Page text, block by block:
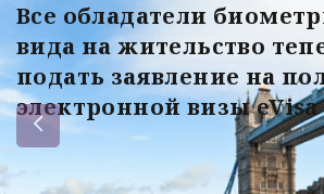
Все обладатели
вида на жительство
подать заявление на
электронной визы eVisa